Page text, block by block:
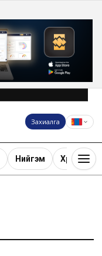
Захиалга
Нийгэм Хөрөнгө